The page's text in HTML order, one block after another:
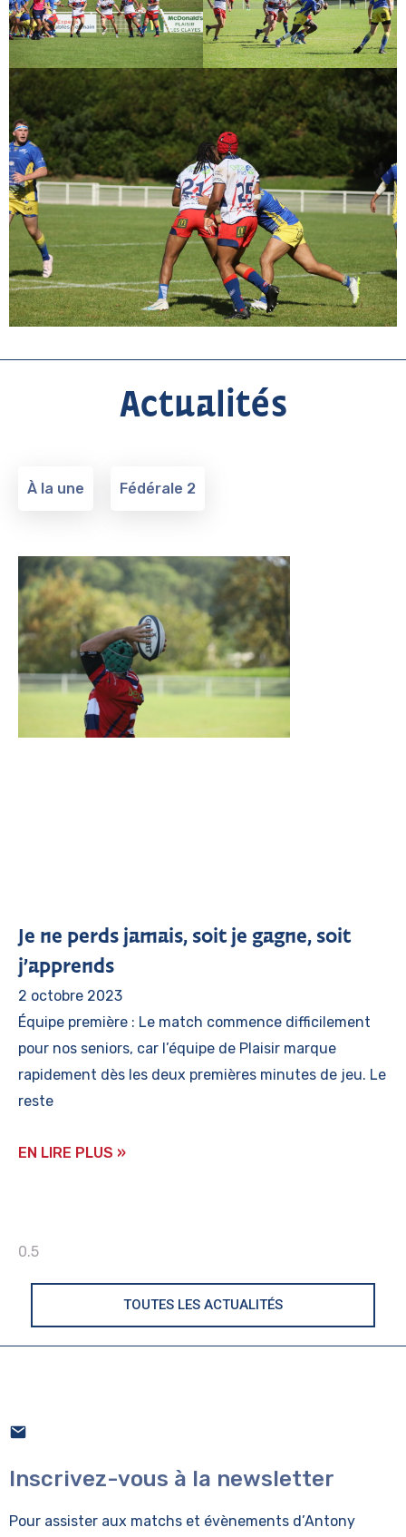
Actualités
À la une Fédérale 2
Je ne perds jamais, soit je gagne, soit
j’apprends
2 octobre 2023
Équipe première : Le match commence difficilement
pour nos seniors, car l’équipe de Plaisir marque
rapidement dès les deux premières minutes de jeu. Le
reste
EN LIRE PLUS »
TOUTES LES ACTUALITÉS
Inscrivez-vous à la newsletter
Pour assister aux matchs et évènements d’Antony